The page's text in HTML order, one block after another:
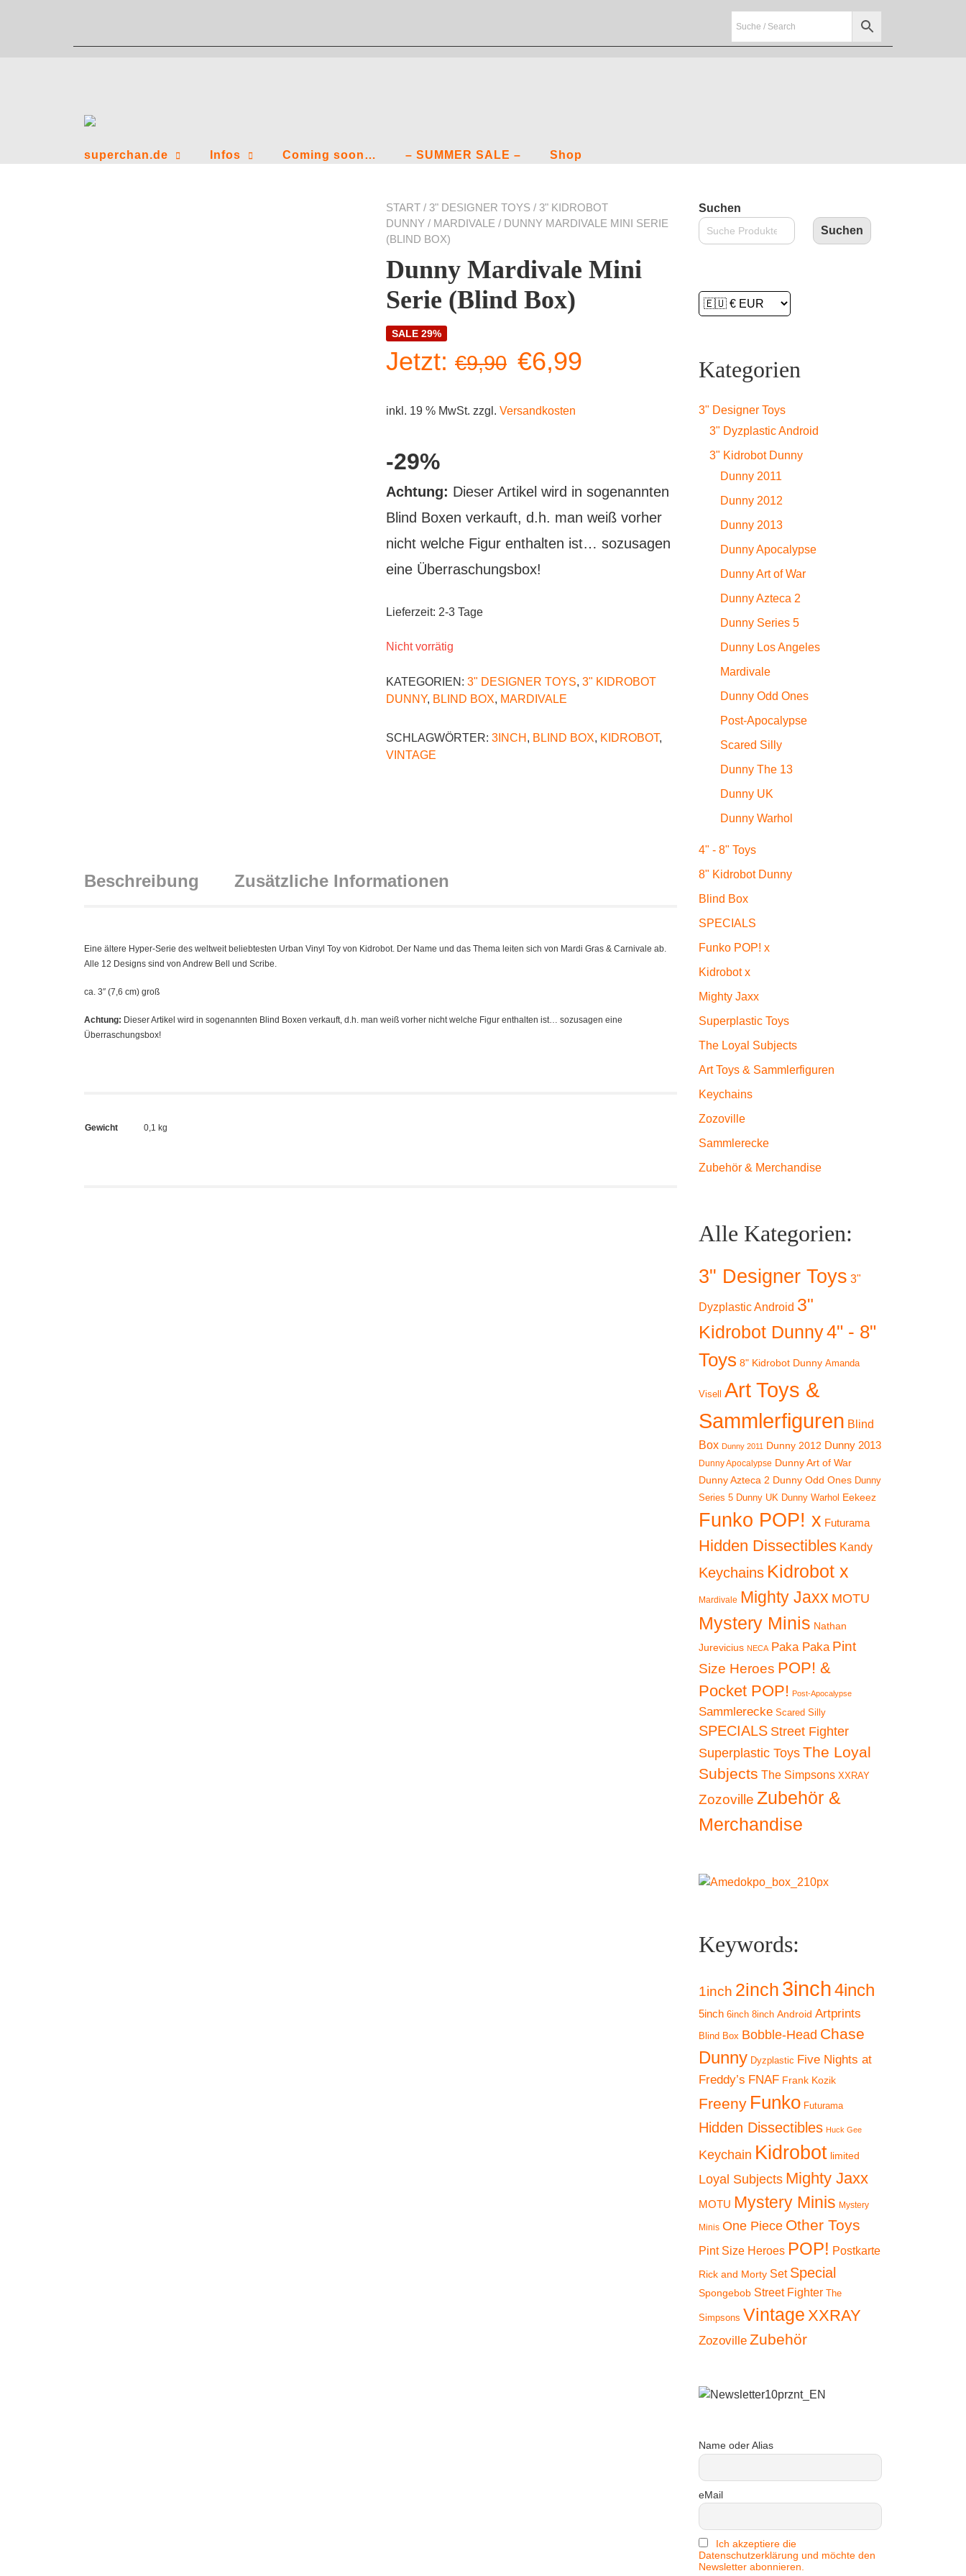
superchan.de Infos Coming soon… – SUMMER SALE – Shop
START / 3" DESIGNER TOYS / 3" KIDROBOT
DUNNY / MARDIVALE / DUNNY MARDIVALE MINI SERIE
(BLIND BOX)
Dunny Mardivale Mini
Serie (Blind Box)
SALE 29%
Jetzt: €9,90 Ursprünglicher
Preis
€6,99
inkl. 19 % MwSt. zzgl. Versandkosten
-29%
Achtung: Dieser Artikel wird in sogenannten
Blind Boxen verkauft, d.h. man weiß vorher
nicht welche Figur enthalten ist… sozusagen
eine Überraschungsbox!
Lieferzeit: 2-3 Tage
Nicht vorrätig
KATEGORIEN: 3" DESIGNER TOYS, 3" KIDROBOT
DUNNY, BLIND BOX, MARDIVALE
SCHLAGWÖRTER: 3INCH , BLIND BOX, KIDROBOT,
VINTAGE
Beschreibung Zusätzliche Informationen
Eine ältere Hyper-Serie des weltweit beliebtesten Urban Vinyl Toy von Kidrobot. Der Name und das Thema leiten sich von Mardi Gras & Carnivale ab.
Alle 12 Designs sind von Andrew Bell und Scribe.
ca. 3″ (7,6 cm) groß
Achtung: Dieser Artikel wird in sogenannten Blind Boxen verkauft, d.h. man weiß vorher nicht welche Figur enthalten ist… sozusagen eine
Überraschungsbox!
Gewicht 0,1 kg
Suchen
Suchen
Kategorien
3" Designer Toys
3" Dyzplastic Android
3" Kidrobot Dunny
Dunny 2011
Dunny 2012
Dunny 2013
Dunny Apocalypse
Dunny Art of War
Dunny Azteca 2
Dunny Series 5
Dunny Los Angeles
Mardivale
Dunny Odd Ones
Post-Apocalypse
Scared Silly
Dunny The 13
Dunny UK
Dunny Warhol
4" - 8" Toys
8" Kidrobot Dunny
Blind Box
SPECIALS
Funko POP! x
Kidrobot x
Mighty Jaxx
Superplastic Toys
The Loyal Subjects
Art Toys & Sammlerfiguren
Keychains
Zozoville
Sammlerecke
Zubehör & Merchandise
Alle Kategorien:
3" Designer Toys 3"
Dyzplastic Android 3"
Kidrobot Dunny4" - 8"
Toys 8" Kidrobot Dunny Amanda
Visell
Art Toys &
Sammlerfiguren Blind
Box Dunny 2011 Dunny 2012 Dunny 2013
Dunny Apocalypse Dunny Art of War
Dunny Azteca 2 Dunny Odd Ones Dunny
Series 5 Dunny UK Dunny Warhol Eekeez
Funko POP! x Futurama
Hidden Dissectibles Kandy
Keychains Kidrobot x
Mardivale Mighty Jaxx MOTU
Mystery Minis Nathan
Jurevicius NECA Paka Paka Pint
Size Heroes POP! &
Pocket POP! Post-Apocalypse
Sammlerecke Scared Silly
SPECIALS Street Fighter
Superplastic ToysThe Loyal
Subjects The Simpsons XXRAY
Zozoville Zubehör &
Merchandise
Keywords:
1inch 2inch 3inch4inch
5inch 6inch 8inch Android Artprints
Blind Box Bobble-Head Chase
Dunny Dyzplastic Five Nights at
Freddy’s FNAF Frank Kozik
Freeny Funko Futurama
Hidden Dissectibles Huck Gee
Keychain Kidrobot limited
Loyal Subjects Mighty Jaxx
MOTU Mystery Minis Mystery
Minis One Piece Other Toys
Pint Size Heroes POP! Postkarte
Rick and Morty Set Special
Spongebob Street Fighter The
Simpsons Vintage XXRAY
Zozoville Zubehör
Name oder Alias
eMail
Ich akzeptiere die
Datenschutzerklärung und möchte den
Newsletter abonnieren.